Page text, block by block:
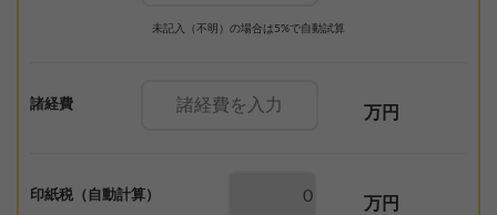
未記入（不明）の場合は5%で自動試算
諸経費 万円
印紙税（自動計算） 万円